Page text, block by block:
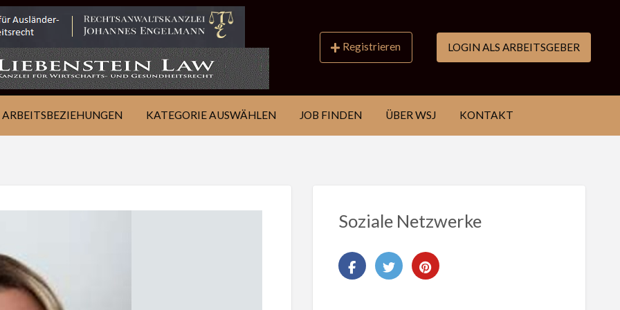
JOB
FINDEN
ÜBER
WSJ
KONTAKT
Registrieren LOGIN ALS ARBEITSGEBER
ARBEITSBEZIEHUNGEN KATEGORIE AUSWÄHLEN JOB FINDEN ÜBER WSJ KONTAKT
Soziale Netzwerke